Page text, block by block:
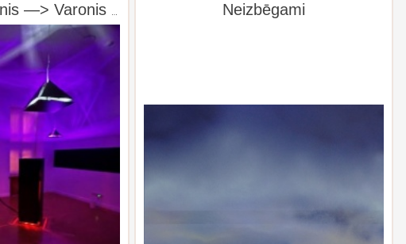
Cilvēks —> Liktenis —> Varonis —> Leģenda —> Mīts. Neizbēgami